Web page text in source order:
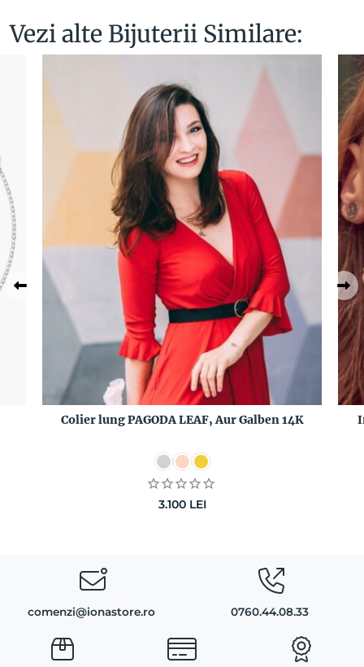
Vezi alte Bijuterii Similare:
Colier lung PAGODA LEAF, Aur Galben 14K
3.100 LEI
comenzi@ionastore.ro 0760.44.08.33